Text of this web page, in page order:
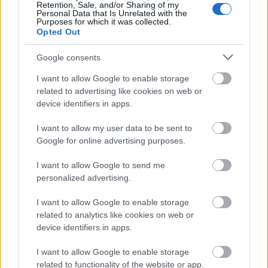
Retention, Sale, and/or Sharing of my
Personal Data that Is Unrelated with the
Purposes for which it was collected.
Opted Out
Google consents
I want to allow Google to enable storage
related to advertising like cookies on web or
device identifiers in apps.
I want to allow my user data to be sent to
Google for online advertising purposes.
I want to allow Google to send me
personalized advertising.
I want to allow Google to enable storage
related to analytics like cookies on web or
device identifiers in apps.
I want to allow Google to enable storage
related to functionality of the website or app.
egyrészt Frei Tamás egyre jobban ír, másrészt pedig
egy nagyon jól kitalált karakterről van szó, akit
nagyon megkedveltem.
Nem rövid a könyv, több, mint 600 oldal, de annyira
magával ragadott, hogy rekordidő alatt olvastam el,
nagyon tetszett, tényleg kár azért a néhány előre
látható fordulatért és a kissé halványra sikeredett
ennek az amúgy nagyon jól szerkesztett
kalandregénynek. Az amerikai és a kínai ellentét van
szerző az érdeklődést, André kalandjai pedig vannak
olyan jók, hogy ne lankadjon a figyelem egyetlen
érdekessé teszi ez a könyvet. A kulcsszó tényleg az
exkluzivitás, olyan helyeket járunk be ebben a
történetben, ahová hétköznapi ember soha nem
tehetné be a lábát, és ilyen mélyen nem is láthatja át
a nemzetközi összefüggéseket, hiába nézzük a